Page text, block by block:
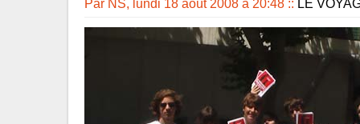
Par NS, lundi 18 août 2008 à 20:48 :: LE